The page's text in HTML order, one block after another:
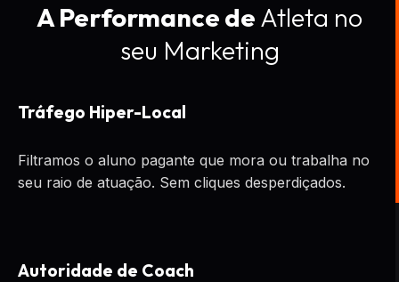
A Performance deAtleta no
seu Marketing
Tráfego Hiper-Local
Filtramos o aluno pagante que mora ou trabalha no
seu raio de atuação. Sem cliques desperdiçados.
Autoridade de Coach